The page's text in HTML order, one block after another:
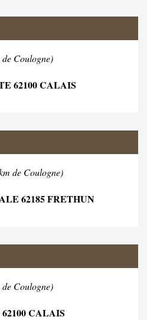
Coulogne)
62100 CALAIS
de Coulogne)
62185 FRETHUN
Coulogne)
CALAIS